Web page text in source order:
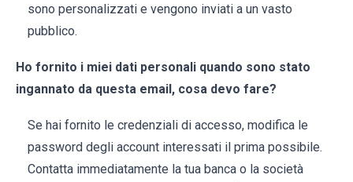
sono personalizzati e vengono inviati a un vasto
pubblico.
Ho fornito i miei dati personali quando sono stato
ingannato da questa email, cosa devo fare?
Se hai fornito le credenziali di accesso, modifica le
password degli account interessati il prima possibile.
Contatta immediatamente la tua banca o la società